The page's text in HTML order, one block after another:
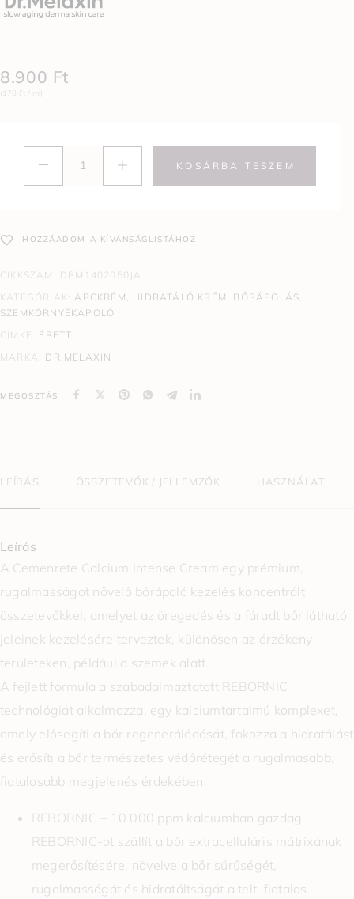
8.900 Ft
(178 Ft / ml)
KOSÁRBA TESZEM
HOZZÁADOM A KÍVÁNSÁGLISTÁHOZ
CIKKSZÁM: DRM1402050JA
KATEGÓRIÁK:ARCKRÉM, HIDRATÁLÓ KRÉM , BŐRÁPOLÁS,
SZEMKÖRNYÉKÁPOLÓ
CÍMKE: ÉRETT
MÁRKA: DR.MELAXIN
MEGOSZTÁS
LEÍRÁS ÖSSZETEVŐK / JELLEMZŐK HASZNÁLAT
Leírás
A Cemenrete Calcium Intense Cream egy prémium,
rugalmasságot növelő bőrápoló kezelés koncentrált
összetevőkkel, amelyet az öregedés és a fáradt bőr látható
jeleinek kezelésére terveztek, különösen az érzékeny
területeken, például a szemek alatt.
A fejlett formula a szabadalmaztatott REBORNIC
technológiát alkalmazza, egy kalciumtartalmú komplexet,
amely elősegíti a bőr regenerálódását, fokozza a hidratálást
és erősíti a bőr természetes védőrétegét a rugalmasabb,
fiatalosabb megjelenés érdekében.
REBORNIC – 10 000 ppm kalciumban gazdag
REBORNIC-ot szállít a bőr extracelluláris mátrixának
megerősítésére, növelve a bőr sűrűségét,
rugalmasságát és hidratáltságát a telt, fiatalos